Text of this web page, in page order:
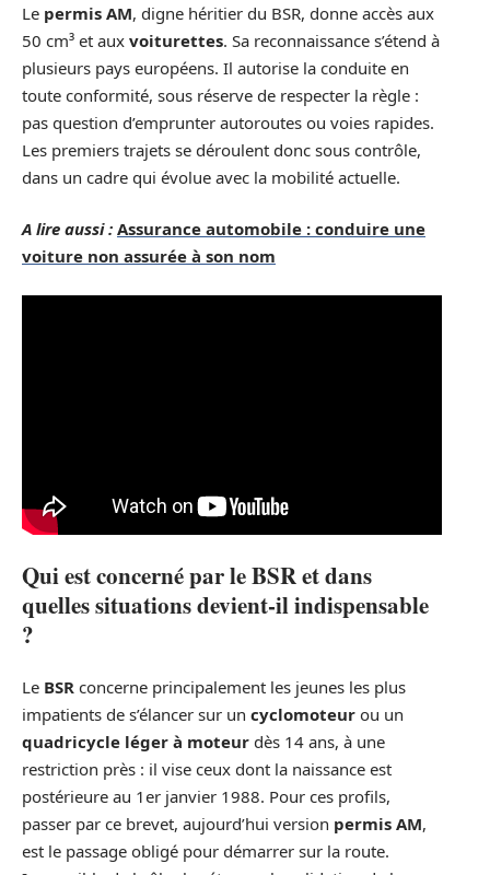
Le permis AM, digne héritier du BSR, donne accès aux
50 cm³ et aux voiturettes. Sa reconnaissance s’étend à
plusieurs pays européens. Il autorise la conduite en
toute conformité, sous réserve de respecter la règle :
pas question d’emprunter autoroutes ou voies rapides.
Les premiers trajets se déroulent donc sous contrôle,
dans un cadre qui évolue avec la mobilité actuelle.
A lire aussi : Assurance automobile : conduire une
voiture non assurée à son nom
Qui est concerné par le BSR et dans
quelles situations devient-il indispensable
?
Le BSR concerne principalement les jeunes les plus
impatients de s’élancer sur un cyclomoteur ou un
quadricycle léger à moteur dès 14 ans, à une
restriction près : il vise ceux dont la naissance est
postérieure au 1er janvier 1988. Pour ces profils,
passer par ce brevet, aujourd’hui version permis AM,
est le passage obligé pour démarrer sur la route.